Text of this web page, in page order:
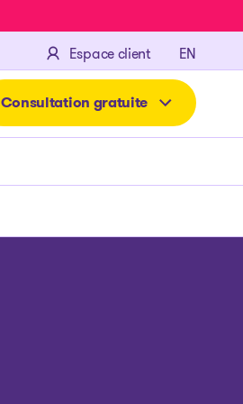
Espace client EN
Consultation gratuite